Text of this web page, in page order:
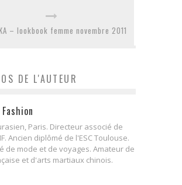
– lookbook femme novembre 2011
DE L'AUTEUR
Paris. Directeur associé de
Ancien diplômé de l'ESC Toulouse.
de mode et de voyages. Amateur de
et d'arts martiaux chinois.